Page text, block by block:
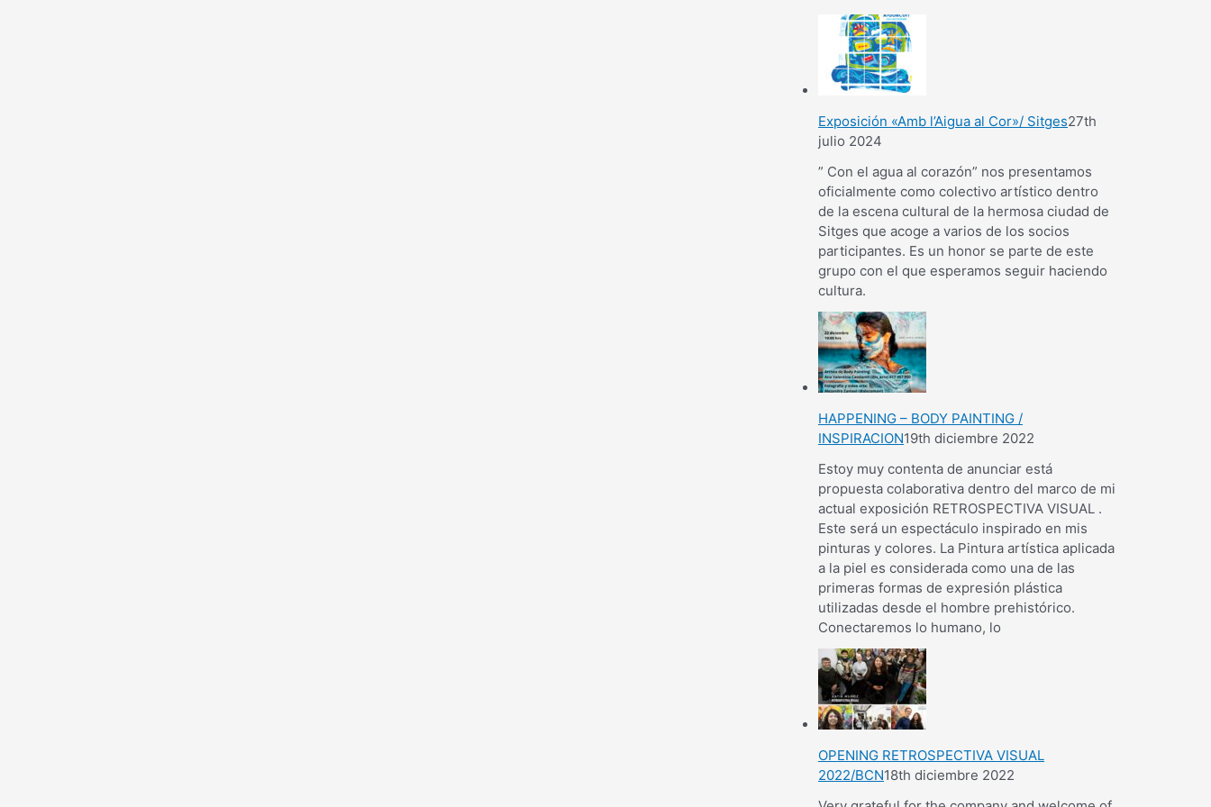
Exposición «Amb l’Aigua al Cor»/ Sitges27th
julio 2024
” Con el agua al corazón” nos presentamos
oficialmente como colectivo artístico dentro
de la escena cultural de la hermosa ciudad de
Sitges que acoge a varios de los socios
participantes. Es un honor se parte de este
grupo con el que esperamos seguir haciendo
cultura.
HAPPENING – BODY PAINTING /
INSPIRACION19th diciembre 2022
Estoy muy contenta de anunciar está
propuesta colaborativa dentro del marco de mi
actual exposición RETROSPECTIVA VISUAL .
Este será un espectáculo inspirado en mis
pinturas y colores. La Pintura artística aplicada
a la piel es considerada como una de las
primeras formas de expresión plástica
utilizadas desde el hombre prehistórico.
Conectaremos lo humano, lo
OPENING RETROSPECTIVA VISUAL
2022/BCN18th diciembre 2022